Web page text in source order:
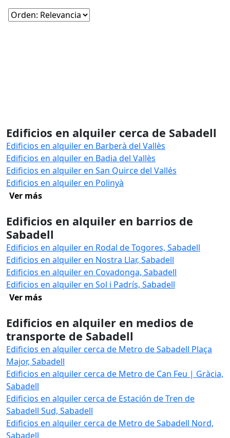
Edificios en alquiler cerca de Sabadell
Edificios en alquiler en Barberà del Vallès
Edificios en alquiler en Badia del Vallès
Edificios en alquiler en San Quirce del Vallés
Edificios en alquiler en Polinyà
Ver más
Edificios en alquiler en barrios de
Sabadell
Edificios en alquiler en Rodal de Togores, Sabadell
Edificios en alquiler en Nostra Llar, Sabadell
Edificios en alquiler en Covadonga, Sabadell
Edificios en alquiler en Sol i Padrís, Sabadell
Ver más
Edificios en alquiler en medios de
transporte de Sabadell
Edificios en alquiler cerca de Metro de Sabadell Plaça
Major, Sabadell
Edificios en alquiler cerca de Metro de Can Feu | Gràcia,
Sabadell
Edificios en alquiler cerca de Estación de Tren de
Sabadell Sud, Sabadell
Edificios en alquiler cerca de Metro de Sabadell Nord,
Sabadell